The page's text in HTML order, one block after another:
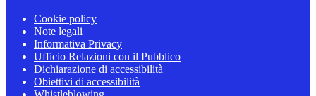
Cookie policy
Note legali
Informativa Privacy
Ufficio Relazioni con il Pubblico
Dichiarazione di accessibilità
Obiettivi di accessibilità